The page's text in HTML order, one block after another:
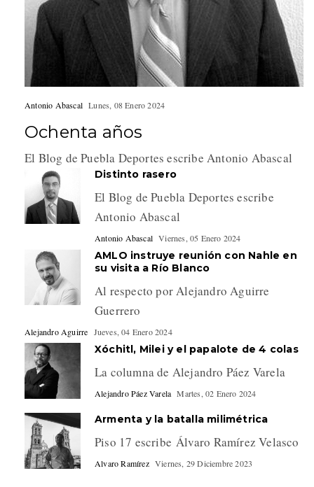
Antonio Abascal Lunes, 08 Enero 2024
Ochenta años
El Blog de Puebla Deportes escribe Antonio Abascal
Distinto rasero
El Blog de Puebla Deportes escribe
Antonio Abascal
Antonio Abascal Viernes, 05 Enero 2024
AMLO instruye reunión con Nahle en
su visita a Río Blanco
Al respecto por Alejandro Aguirre
Guerrero
Alejandro Aguirre Jueves, 04 Enero 2024
Xóchitl, Milei y el papalote de 4 colas
La columna de Alejandro Páez Varela
Alejandro Páez Varela Martes, 02 Enero 2024
Armenta y la batalla milimétrica
Piso 17 escribe Álvaro Ramírez Velasco
Alvaro Ramírez Viernes, 29 Diciembre 2023